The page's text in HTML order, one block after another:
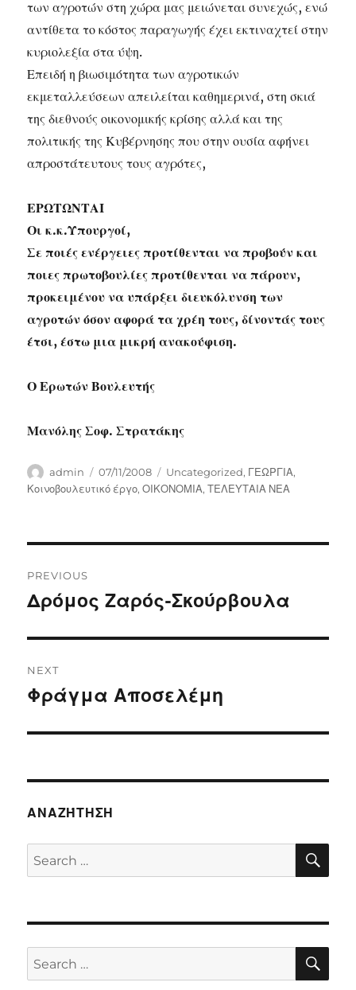
των αγροτών στη χώρα μας μειώνεται συνεχώς, ενώ
αντίθετα το κόστος παραγωγής έχει εκτιναχτεί στην
κυριολεξία στα ύψη.
Επειδή η βιωσιμότητα των αγροτικών
εκμεταλλεύσεων απειλείται καθημερινά, στη σκιά
της διεθνούς οικονομικής κρίσης αλλά και της
πολιτικής της Κυβέρνησης που στην ουσία αφήνει
απροστάτευτους τους αγρότες,
ΕΡΩΤΩΝΤΑΙ
Οι κ.κ.Υπουργοί,
Σε ποιές ενέργειες προτίθενται να προβούν και
ποιες πρωτοβουλίες προτίθενται να πάρουν,
προκειμένου να υπάρξει διευκόλυνση των
αγροτών όσον αφορά τα χρέη τους, δίνοντάς τους
έτσι, έστω μια μικρή ανακούφιση.
Ο Ερωτών Βουλευτής
Μανόλης Σοφ. Στρατάκης
Author
admin
Posted
on
07/11/2008 Categories
Uncategorized, ΓΕΩΡΓΙΑ,
Κοινοβουλευτικό έργο,ΟΙΚΟΝΟΜΙΑ,ΤΕΛΕΥΤΑΙΑ ΝΕΑ
navigation
PREVIOUS
Previous
Δρόμος Ζαρός-Σκούρβουλα
NEXT
Next
Φράγμα Αποσελέμη
ΑΝΑΖΉΤΗΣΗ
Search
for:
Search
for: